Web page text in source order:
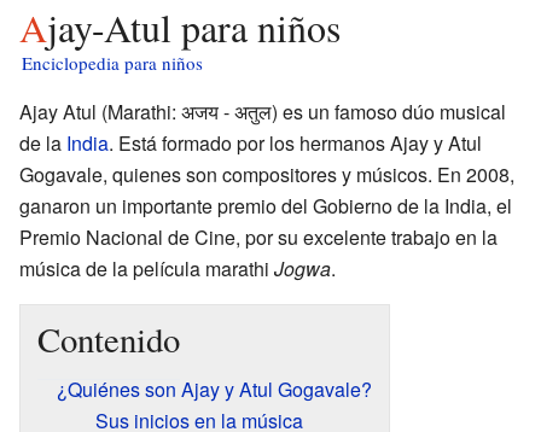
Ajay-Atul para niños
Enciclopedia para niños
Ajay Atul (Marathi: अजय - अतुल) es un famoso dúo musical
de la India. Está formado por los hermanos Ajay y Atul
Gogavale, quienes son compositores y músicos. En 2008,
ganaron un importante premio del Gobierno de la India, el
Premio Nacional de Cine, por su excelente trabajo en la
música de la película marathi Jogwa.
Contenido
¿Quiénes son Ajay y Atul Gogavale?
Sus inicios en la música